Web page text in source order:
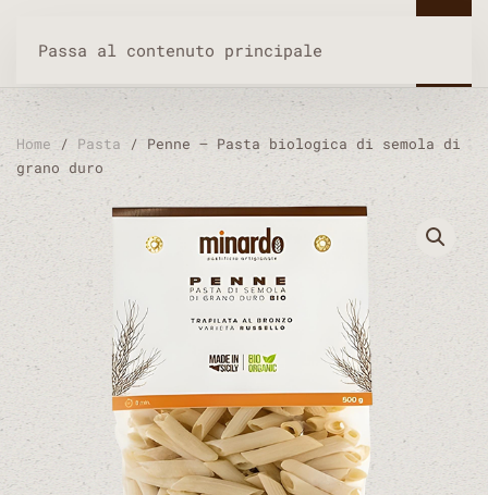
Passa al contenuto principale
Home / Pasta / Penne – Pasta biologica di semola di
grano duro